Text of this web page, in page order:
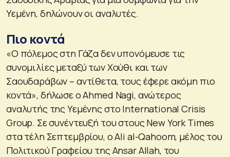
Υεμένη, δηλώνουν οι αναλυτές.
Πιο κοντά
«Ο πόλεμος στη Γάζα δεν υπονόμευσε τις
συνομιλίες μεταξύ των Χούθι και των
Σαουδαράβων – αντίθετα, τους έφερε ακόμη πιο
κοντά», δήλωσε ο Ahmed Nagi, ανώτερος
αναλυτής της Υεμένης στο International Crisis
Group. Σε συνέντευξή του στους New York Times
στα τέλη Σεπτεμβρίου, ο Ali al-Qahoom, μέλος του
Πολιτικού Γραφείου της Ansar Allah, του